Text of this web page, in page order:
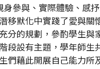
參與、實際體驗、感抒
移默化中實踐了愛與
分的規劃，參酌學生
段設有主題，學年師
們藉此開展自己能力所